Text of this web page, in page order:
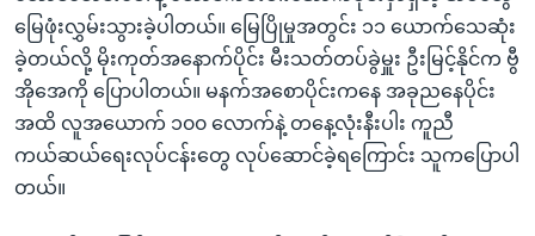
မြေဖုံးလွှမ်းသွားခဲ့ပါတယ်။ မြေပြိုမှုအတွင်း ၁၁ ယောက်သေဆုံး
ခဲ့တယ်လို့ မိုးကုတ်အနောက်ပိုင်း မီးသတ်တပ်ခွဲမှူး ဦးမြင့်နိုင်က ဗွီ
အိုအေကို ပြောပါတယ်။ မနက်အစောပိုင်းကနေ အခုညနေပိုင်း
အထိ လူအယောက် ၁၀၀ လောက်နဲ့ တနေ့လုံးနီးပါး ကူညီ
ကယ်ဆယ်ရေးလုပ်ငန်းတွေ လုပ်ဆောင်ခဲ့ရကြောင်း သူကပြောပါ
တယ်။